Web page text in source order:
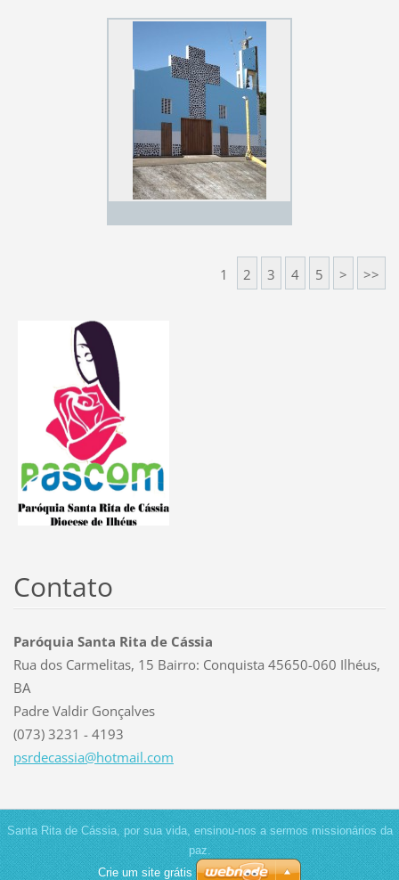
1 2 3 4 5 > >>
Contato
Paróquia Santa Rita de Cássia
Rua dos Carmelitas, 15 Bairro: Conquista 45650-060 Ilhéus,
BA
Padre Valdir Gonçalves
(073) 3231 - 4193
psrdecassia@hotmail.com
Santa Rita de Cássia, por sua vida, ensinou-nos a sermos missionários da
paz.
Crie um site grátis